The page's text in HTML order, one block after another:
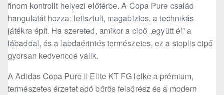
finom kontrollt helyezi előtérbe. A Copa Pure család
hangulatát hozza: letisztult, magabiztos, a technikás
játékra épít. Ha szereted, amikor a cipő „együtt él” a
lábaddal, és a labdaérintés természetes, ez a stoplis cipő
gyorsan kedvenccé válik.
A Adidas Copa Pure II Elite KT FG lelke a prémium,
természetes érzetet adó bőrös felsőrész és a modern